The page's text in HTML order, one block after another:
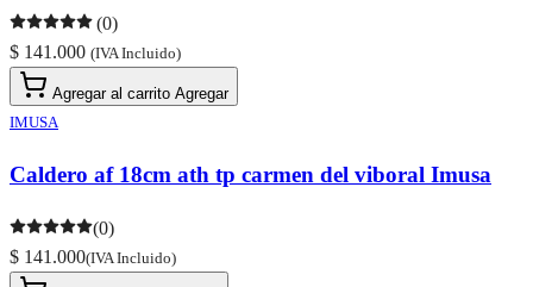
(0)
$ 141.000 (IVA Incluido)
Agregar al carrito Agregar
IMUSA
Caldero af 18cm ath tp carmen del viboral Imusa
(0)
$ 141.000(IVA Incluido)